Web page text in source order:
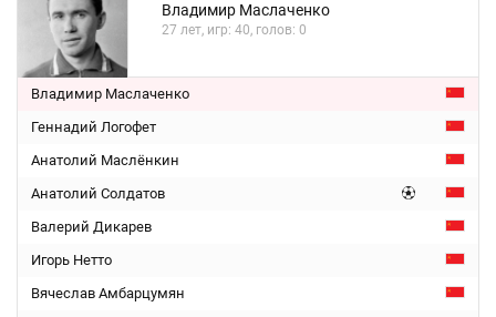
Владимир Маслаченко
27 лет, игр: 40, голов: 0
Владимир Маслаченко
Геннадий Логофет
Анатолий Маслёнкин
Анатолий Солдатов
Валерий Дикарев
Игорь Нетто
Вячеслав Амбарцумян